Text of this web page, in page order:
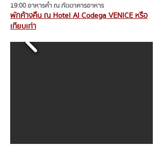
19:00 อาหารค่ำ ณ ภัตตาคารอาหาร
พักค้างคืน ณ Hotel Al Codega VENICE หรือ
เทียบเท่า